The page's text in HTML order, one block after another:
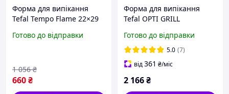
Форма для випікання
Tefal Tempo Flame 22×29
Готово до відправки
660₴
1 056 ₴
Форма для випікання
Tefal OPTI GRILL
OPTIGRILL Elite GC750D30
(XA722870) TYP 8355
SERIE1
Готово до відправки
5.0 (7)
від361 ₴/міс
2 166₴